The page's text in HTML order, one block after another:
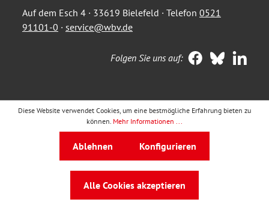
Auf dem Esch 4 · 33619 Bielefeld · Telefon 0521
91101-0 · service@wbv.de
Folgen Sie uns auf:
Diese Website verwendet Cookies, um eine bestmögliche Erfahrung bieten zu
können. Mehr Informationen ...
Ablehnen Konfigurieren
Alle Cookies akzeptieren